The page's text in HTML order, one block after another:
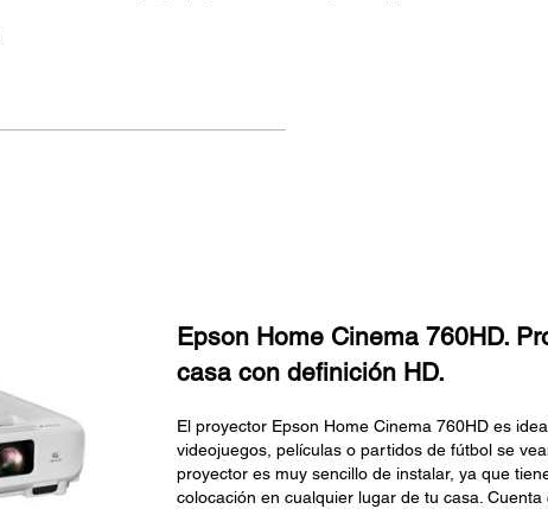
Epson Home Cinema 760HD.
casa con definición HD.
El proyector Epson Home Cinema 760HD es
videojuegos, películas o partidos de fútbol se
proyector es muy sencillo de instalar, ya que
colocación en cualquier lugar de tu casa.